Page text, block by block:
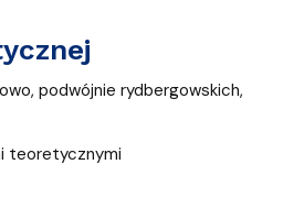
podwójnie rydbergowskich,
teoretycznymi